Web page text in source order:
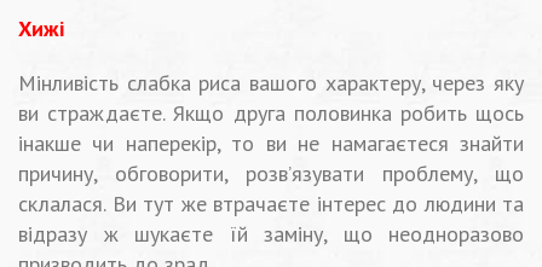
Хижі
Мінливість слабка риса вашого характеру, через яку
ви страждаєте. Якщо друга половинка робить щось
інакше чи наперекір, то ви не намагаєтеся знайти
причину, обговорити, розв’язувати проблему, що
склалася. Ви тут же втрачаєте інтерес до людини та
відразу ж шукаєте їй заміну, що неодноразово